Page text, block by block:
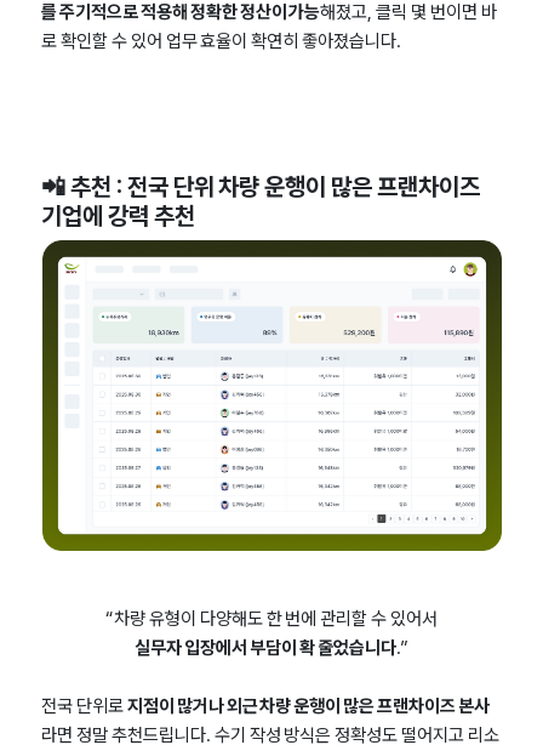
를 주기적으로 적용해 정확한 정산이 가능해졌고, 클릭 몇 번이면 바
로 확인할 수 있어 업무 효율이 확연히 좋아졌습니다.
📲 추천 : 전국 단위 차량 운행이 많은 프랜차이즈
기업에 강력 추천
“차량 유형이 다양해도 한 번에 관리할 수 있어서
실무자 입장에서 부담이 확 줄었습니다.”
전국 단위로지점이 많거나 외근 차량 운행이 많은 프랜차이즈 본사
라면 정말 추천드립니다. 수기 작성 방식은 정확성도 떨어지고 리소